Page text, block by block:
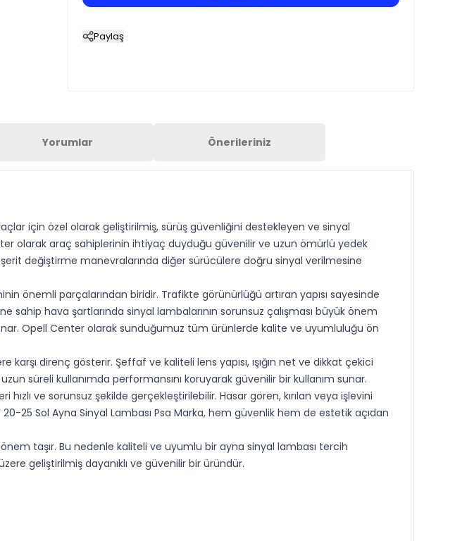
Paylaş
Yorumlar Önerileriniz
için özel olarak geliştirilmiş, sürüş güvenliğini destekleyen ve sinyal
olarak araç sahiplerinin ihtiyaç duyduğu güvenilir ve uzun ömürlü yedek
değiştirme manevralarında diğer sürücülere doğru sinyal verilmesine
önemli parçalarından biridir. Trafikte görünürlüğü artıran yapısı sayesinde
hava şartlarında sinyal lambalarının sorunsuz çalışması büyük önem
Opell Center olarak sunduğumuz tüm ürünlerde kalite ve uyumluluğu ön
karşı direnç gösterir. Şeffaf ve kaliteli lens yapısı, ışığın net ve dikkat çekici
süreli kullanımda performansını koruyarak güvenilir bir kullanım sunar.
ve sorunsuz şekilde gerçekleştirilebilir. Hasar gören, kırılan veya işlevini
25 Sol Ayna Sinyal Lambası Psa Marka, hem güvenlik hem de estetik açıdan
taşır. Bu nedenle kaliteli ve uyumlu bir ayna sinyal lambası tercih
geliştirilmiş dayanıklı ve güvenilir bir üründür.